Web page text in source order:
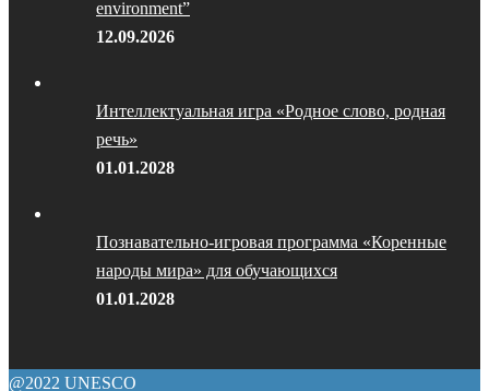
environment”
12.09.2026
Интеллектуальная игра «Родное слово, родная
речь»
01.01.2028
Познавательно-игровая программа «Коренные
народы мира» для обучающихся
01.01.2028
@2022 UNESCO